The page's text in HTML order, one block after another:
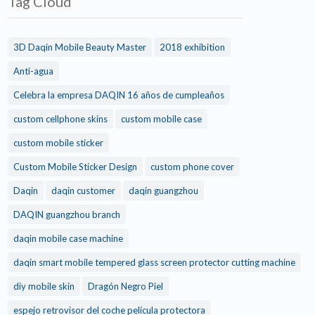
3D Daqin Mobile Beauty Master 2018 exhibition
Anti-agua
Celebra la empresa DAQIN 16 años de cumpleaños
custom cellphone skins custom mobile case
custom mobile sticker
Custom Mobile Sticker Design custom phone cover
Daqin daqin customer daqin guangzhou
DAQIN guangzhou branch
daqin mobile case machine
daqin smart mobile tempered glass screen protector cutting machine
diy mobile skin Dragón Negro Piel
espejo retrovisor del coche película protectora